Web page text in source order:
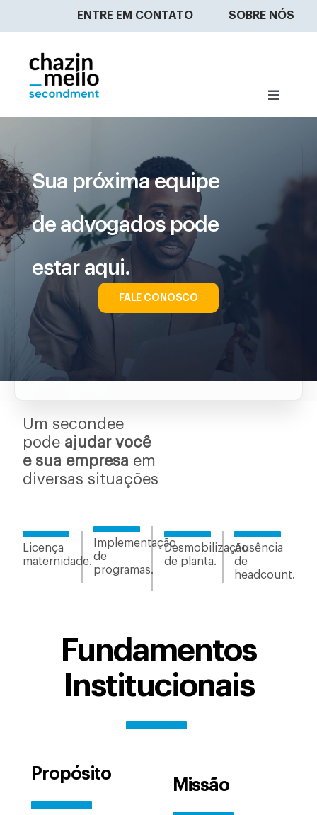
o
conteúdo
ENTRE EM CONTATO SOBRE NÓS
Toggle
ENCONTRE UM ADVOGADO
SEJA UM SECONDEE
NOSSA EQUIPE
Sua próxima equipe
de advogados pode
estar aqui.
FALE CONOSCO
Um secondee
podeajudar você
e sua empresa em
diversas situações
Licença
maternidade.
Implementação
de
programas.
Desmobilização
de planta.
Ausência
de
headcount.
Fundamentos
Institucionais
Propósito
Missão